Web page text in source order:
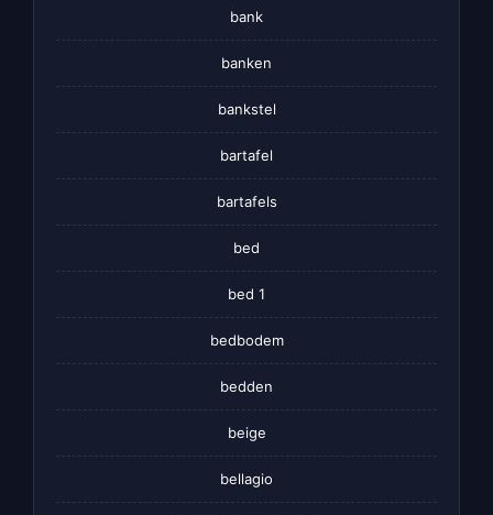
bank
banken
bankstel
bartafel
bartafels
bed
bed 1
bedbodem
bedden
beige
bellagio